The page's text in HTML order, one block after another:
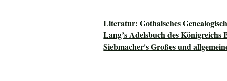
Literatur:Gothaisches
Lang’s Adelsbuch des Königreichs
Siebmacher's Großes und